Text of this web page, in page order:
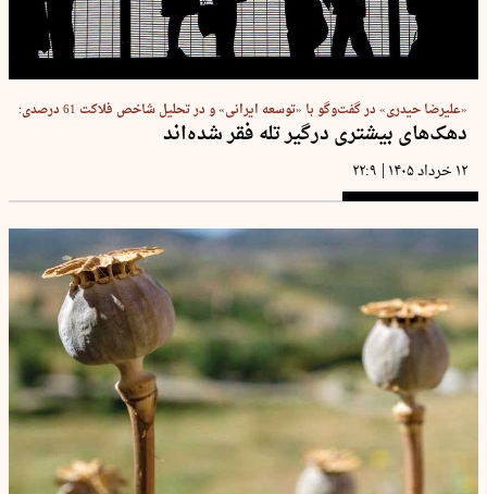
«علیرضا حیدری» در گفت‌وگو با «توسعه ایرانی» و در تحلیل شاخص فلاکت 61 درصدی:
دهک‌های بیشتری درگیر تله فقر شده‌اند
۱۲ خرداد ۱۴۰۵ | ۲۲:۹